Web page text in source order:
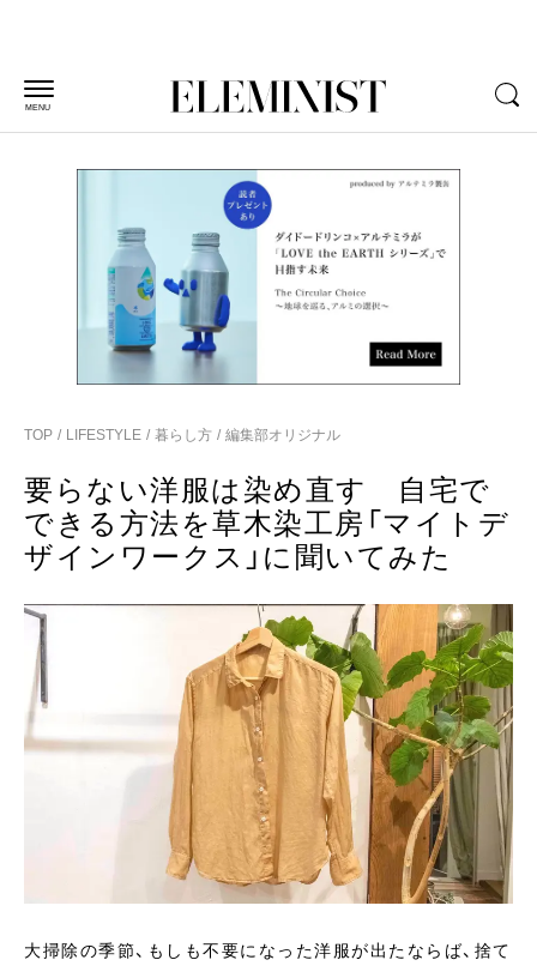
MENU
TOP LIFESTYLE 暮らし方 編集部オリジナル
要らない洋服は染め直す 自宅で
できる方法を草木染工房「マイトデ
ザインワークス」に聞いてみた
大掃除の季節、もしも不要になった洋服が出たならば、捨て